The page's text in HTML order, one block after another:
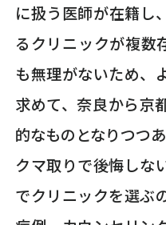
に扱う医師が在籍し
るクリニックが複数
も無理がないため、
求めて、奈良から京
的なものとなりつつあ
クマ取りで後悔しな
でクリニックを選ぶ